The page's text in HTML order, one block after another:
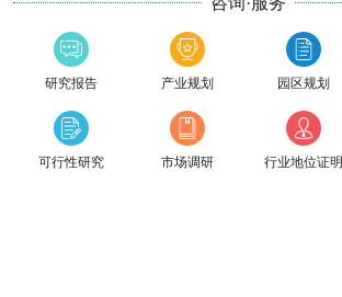
研究报告 产业规划 园区规划
可行性研究 市场调研 行业地位证明